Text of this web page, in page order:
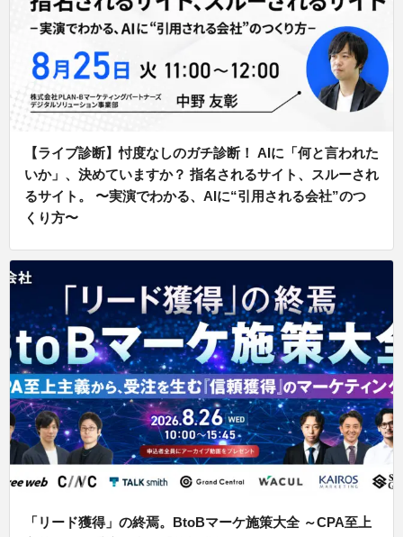
【ライブ診断】忖度なしのガチ診断！ AIに「何と言われた
いか」、決めていますか？ 指名されるサイト、スルーされ
るサイト。 〜実演でわかる、AIに“引用される会社”のつ
くり方〜
「リード獲得」の終焉。BtoBマーケ施策大全 ～CPA至上